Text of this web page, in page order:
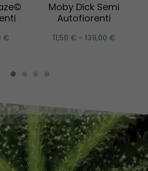
€
Moby Dick Semi
Autofiorenti
11,50 € - 139,00 €